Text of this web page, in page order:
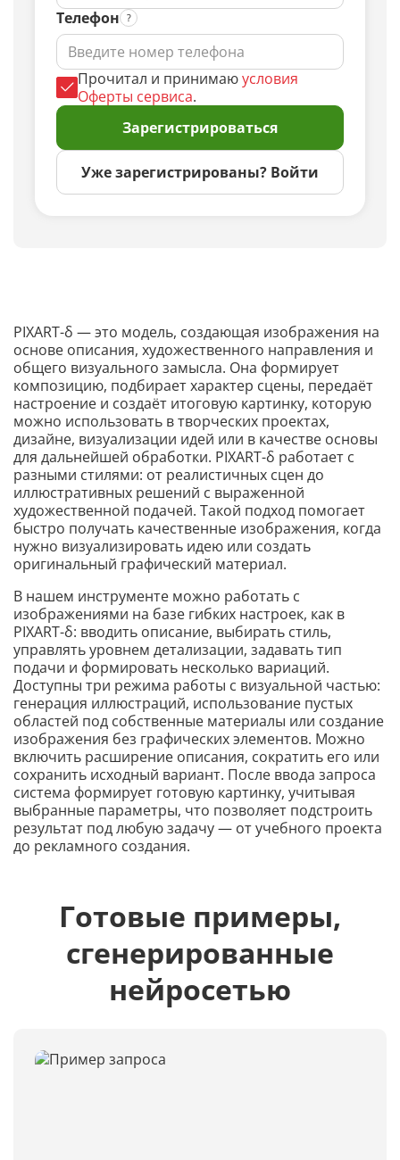
Телефон
Прочитал и принимаюусловия
Оферты сервиса.
Зарегистрироваться
Уже зарегистрированы? Войти
PIXART-δ — это модель, создающая изображения на
основе описания, художественного направления и
общего визуального замысла. Она формирует
композицию, подбирает характер сцены, передаёт
настроение и создаёт итоговую картинку, которую
можно использовать в творческих проектах,
дизайне, визуализации идей или в качестве основы
для дальнейшей обработки. PIXART-δ работает с
разными стилями: от реалистичных сцен до
иллюстративных решений с выраженной
художественной подачей. Такой подход помогает
быстро получать качественные изображения, когда
нужно визуализировать идею или создать
оригинальный графический материал.
В нашем инструменте можно работать с
изображениями на базе гибких настроек, как в
PIXART-δ: вводить описание, выбирать стиль,
управлять уровнем детализации, задавать тип
подачи и формировать несколько вариаций.
Доступны три режима работы с визуальной частью:
генерация иллюстраций, использование пустых
областей под собственные материалы или создание
изображения без графических элементов. Можно
включить расширение описания, сократить его или
сохранить исходный вариант. После ввода запроса
система формирует готовую картинку, учитывая
выбранные параметры, что позволяет подстроить
результат под любую задачу — от учебного проекта
до рекламного создания.
Готовые примеры,
сгенерированные
нейросетью